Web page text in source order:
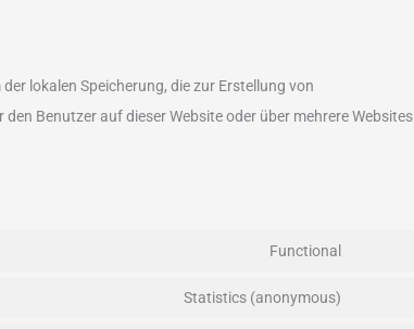
lokalen Speicherung, die zur Erstellung von
Benutzer auf dieser Website oder über mehrere Websites
Functional
Statistics (anonymous)